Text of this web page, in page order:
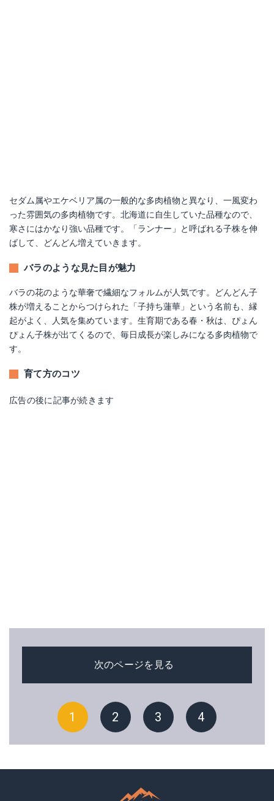
セダム属やエケベリア属の一般的な多肉植物と異なり、一風変わ
った雰囲気の多肉植物です。北海道に自生していた品種なので、
寒さにはかなり強い品種です。「ランナー」と呼ばれる子株を伸
ばして、どんどん増えていきます。
バラのような見た目が魅力
バラの花のような華奢で繊細なフォルムが人気です。どんどん子
株が増えることからつけられた「子持ち蓮華」という名前も、縁
起がよく、人気を集めています。生育期である春・秋は、ぴょん
ぴょん子株が出てくるので、毎日成長が楽しみになる多肉植物で
す。
育て方のコツ
広告の後に記事が続きます
次のページを見る
1 2 3 4